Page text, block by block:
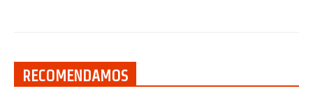
RECOMENDAMOS